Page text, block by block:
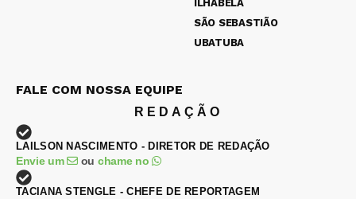
ILHABELA
SÃO SEBASTIÃO
UBATUBA
FALE COM NOSSA EQUIPE
REDAÇÃO
LAILSON NASCIMENTO - DIRETOR DE REDAÇÃO
Envie um ou chame no
TACIANA STENGLE - CHEFE DE REPORTAGEM